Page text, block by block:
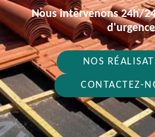
Nous intervenons 24h/
d'urgence
NOS
CONTACTEZ-